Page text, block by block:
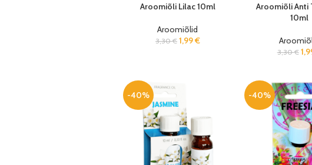
Aroomiõli Lilac 10ml
Aroomiõlid
3,30€ 1,99€
Aroomiõli Anti
10ml
3,30€
-40% -40%